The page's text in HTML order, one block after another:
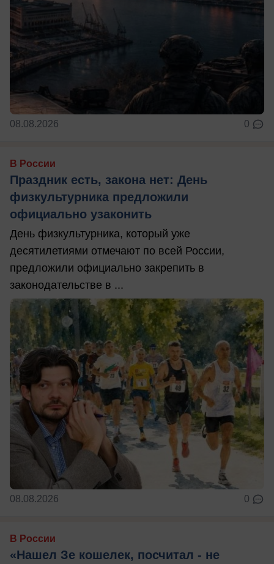
08.08.2026 0
В России
Праздник есть, закона нет: День
физкультурника предложили
официально узаконить
День физкультурника, который уже
десятилетиями отмечают по всей России,
предложили официально закрепить в
законодательстве в ...
08.08.2026 0
В России
«Нашел Зе кошелек, посчитал - не